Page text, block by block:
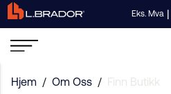
Eks. Mva |
Hjem / Om Oss / Finn Butikk